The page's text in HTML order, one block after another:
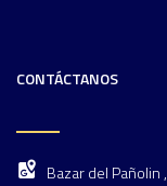
CONTÁCTANOS
Bazar del Pañolin ,